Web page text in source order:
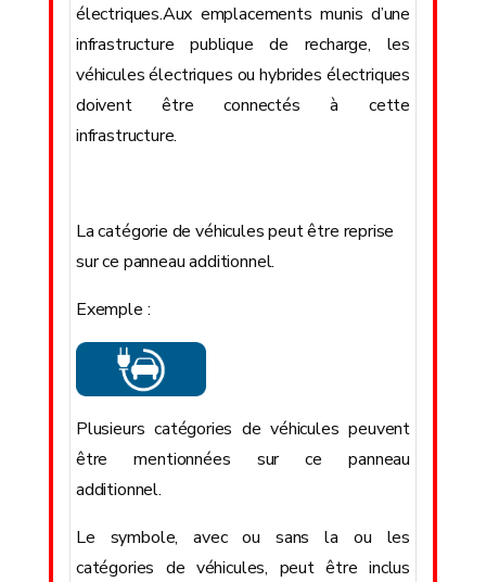
électriques.Aux emplacements munis d’une
infrastructure publique de recharge, les
véhicules électriques ou hybrides électriques
doivent être connectés à cette
infrastructure.
La catégorie de véhicules peut être reprise
sur ce panneau additionnel.
Exemple :
Plusieurs catégories de véhicules peuvent
être mentionnées sur ce panneau
additionnel.
Le symbole, avec ou sans la ou les
catégories de véhicules, peut être inclus